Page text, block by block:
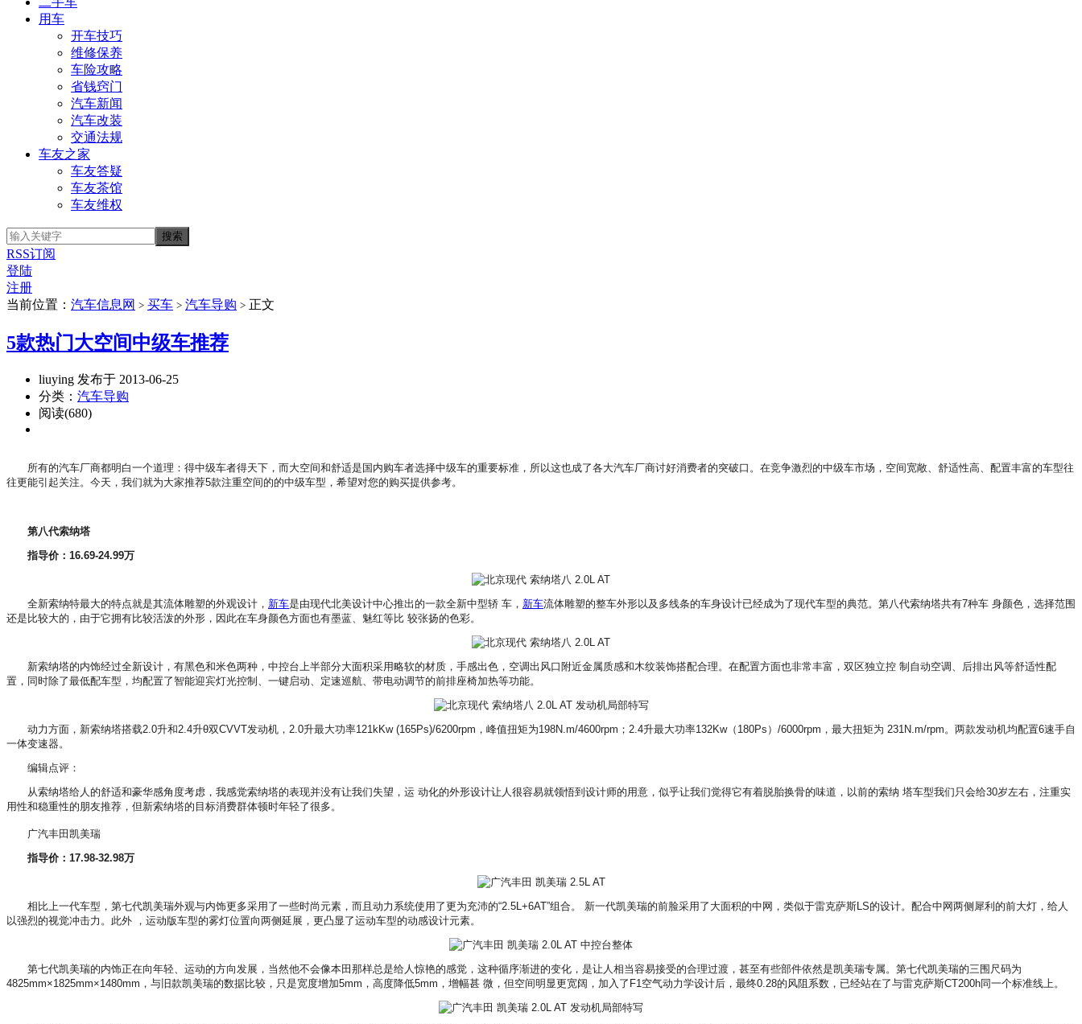
用车
开车技巧
维修保养
车险攻略
省钱窍门
汽车新闻
汽车改装
交通法规
车友之家
车友答疑
车友茶馆
车友维权
RSS订阅
登陆
注册
当前位置： 汽车信息网 > 买车 > 汽车导购 > 正文
5款热门大空间中级车推荐
liuying 发布于 2013-06-25
分类： 汽车导购
阅读(680)
所有的汽车厂商都明白一个道理：得中级车者得天下，而大空间和舒适是国内购车者选择中级车的重要标准，所以这也成了各大汽车厂商讨好消费者的突破口。在竞争激烈的中级车市场，空间宽敞、舒适性高、配置丰富的车型往
往更能引起关注。今天，我们就为大家推荐5款注重空间的的中级车型，希望对您的购买提供参考。
第八代索纳塔
指导价：16.69-24.99万
全新索纳特最大的特点就是其流体雕塑的外观设计， 新车是由现代北美设计中心推出的一款全新中型轿 车， 新车流体雕塑的整车外形以及多线条的车身设计已经成为了现代车型的典范。第八代索纳塔共有7种车 身颜色，选择范围
还是比较大的，由于它拥有比较活泼的外形，因此在车身颜色方面也有墨蓝、魅红等比 较张扬的色彩。
新索纳塔的内饰经过全新设计，有黑色和米色两种，中控台上半部分大面积采用略软的材质，手感出色，空调出风口附近金属质感和木纹装饰搭配合理。在配置方面也非常丰富，双区独立控 制自动空调、后排出风等舒适性配
置，同时除了最低配车型，均配置了智能迎宾灯光控制、一键启动、定速巡航、带电动调节的前排座椅加热等功能。
动力方面，新索纳塔搭载2.0升和2.4升θ双CVVT发动机，2.0升最大功率121kKw (165Ps)/6200rpm，峰值扭矩为198N.m/4600rpm；2.4升最大功率132Kw（180Ps）/6000rpm，最大扭矩为 231N.m/rpm。两款发动机均配置6速手自
一体变速器。
编辑点评：
从索纳塔给人的舒适和豪华感角度考虑，我感觉索纳塔的表现并没有让我们失望，运 动化的外形设计让人很容易就领悟到设计师的用意，似乎让我们觉得它有着脱胎换骨的味道，以前的索纳 塔车型我们只会给30岁左右，注重实
用性和稳重性的朋友推荐，但新索纳塔的目标消费群体顿时年轻了很多。
广汽丰田凯美瑞
指导价：17.98-32.98万
相比上一代车型，第七代凯美瑞外观与内饰更多采用了一些时尚元素，而且动力系统使用了更为充沛的“2.5L+6AT”组合。 新一代凯美瑞的前脸采用了大面积的中网，类似于雷克萨斯LS的设计。配合中网两侧犀利的前大灯，给人
以强烈的视觉冲击力。此外 ，运动版车型的雾灯位置向两侧延展，更凸显了运动车型的动感设计元素。
第七代凯美瑞的内饰正在向年轻、运动的方向发展，当然他不会像本田那样总是给人惊艳的感觉，这种循序渐进的变化，是让人相当容易接受的合理过渡，甚至有些部件依然是凯美瑞专属。第七代凯美瑞的三围尺码为
4825mm×1825mm×1480mm，与旧款凯美瑞的数据比较，只是宽度增加5mm，高度降低5mm，增幅甚 微，但空间明显更宽阔，加入了F1空气动力学设计后，最终0.28的风阻系数，已经站在了与雷克萨斯CT200h同一个标准线上。